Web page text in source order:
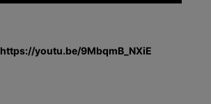
https://youtu.be/9MbqmB_NXiE